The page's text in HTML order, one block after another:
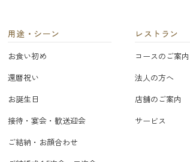
用途・シーン
お食い初め
還暦祝い
お誕生日
接待・宴会・歓送迎会
ご結納・お顔合わせ
レストラン
コースのご案内
法人の方へ
店舗のご案内
サービス